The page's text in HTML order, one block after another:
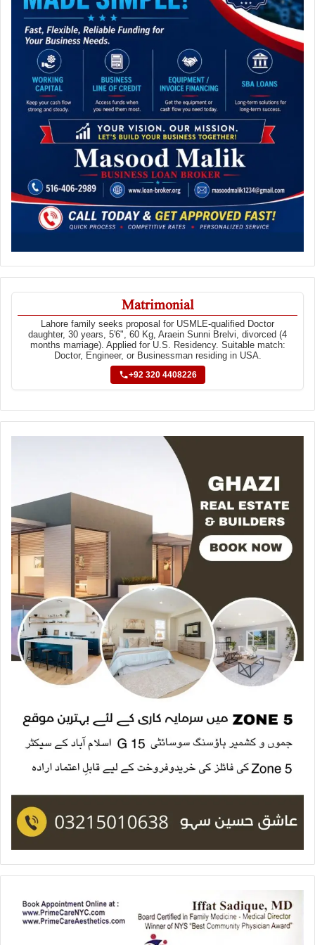
Matrimonial
Lahore family seeks proposal for USMLE-qualified Doctor
daughter, 30 years, 5'6", 60 Kg, Araein Sunni Brelvi, divorced (4
months marriage). Applied for U.S. Residency. Suitable match:
Doctor, Engineer, or Businessman residing in USA.
+92 320 4408226